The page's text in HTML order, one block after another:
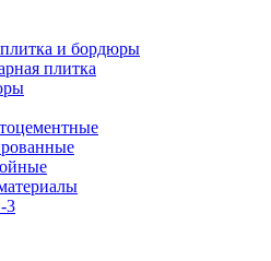
и бордюры
плитка
3